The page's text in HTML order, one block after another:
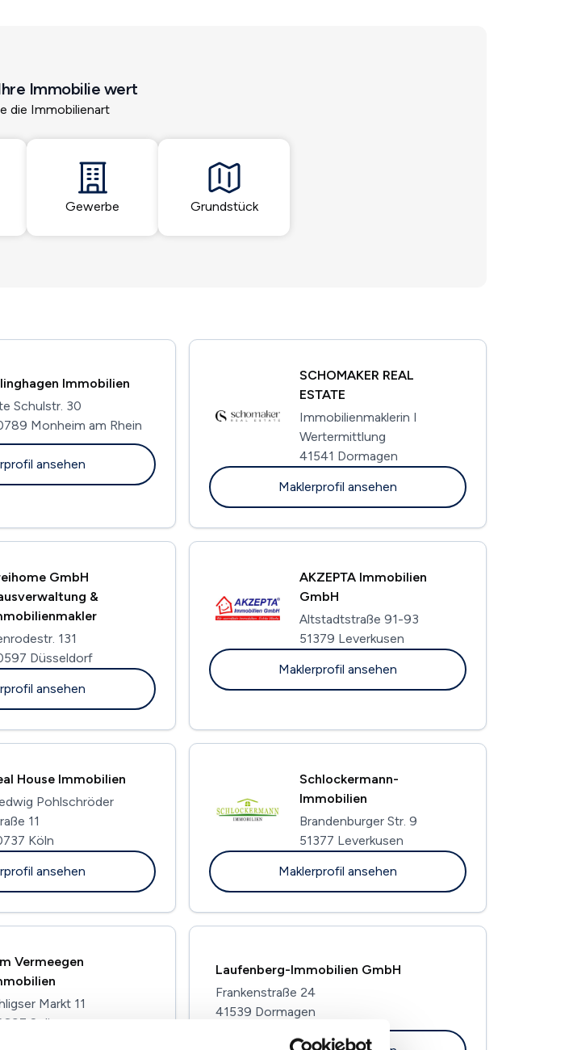
Immobilie wert
die Immobilienart
Gewerbe Grundstück
Immobilien
Schulstr. 30
Monheim am Rhein
ansehen
SCHOMAKER REAL
ESTATE
Immobilienmaklerin I
Wertermittlung
41541 Dormagen
Maklerprofil ansehen
GmbH
&
131
Düsseldorf
ansehen
AKZEPTA Immobilien
GmbH
Altstadtstraße 91-93
51379 Leverkusen
Maklerprofil ansehen
House Immobilien
Pohlschröder
11
Köln
ansehen
Schlockermann-
Immobilien
Brandenburger Str. 9
51377 Leverkusen
Maklerprofil ansehen
Vermeegen
Markt 11
Solingen
Laufenberg-Immobilien GmbH
Frankenstraße 24
41539 Dormagen